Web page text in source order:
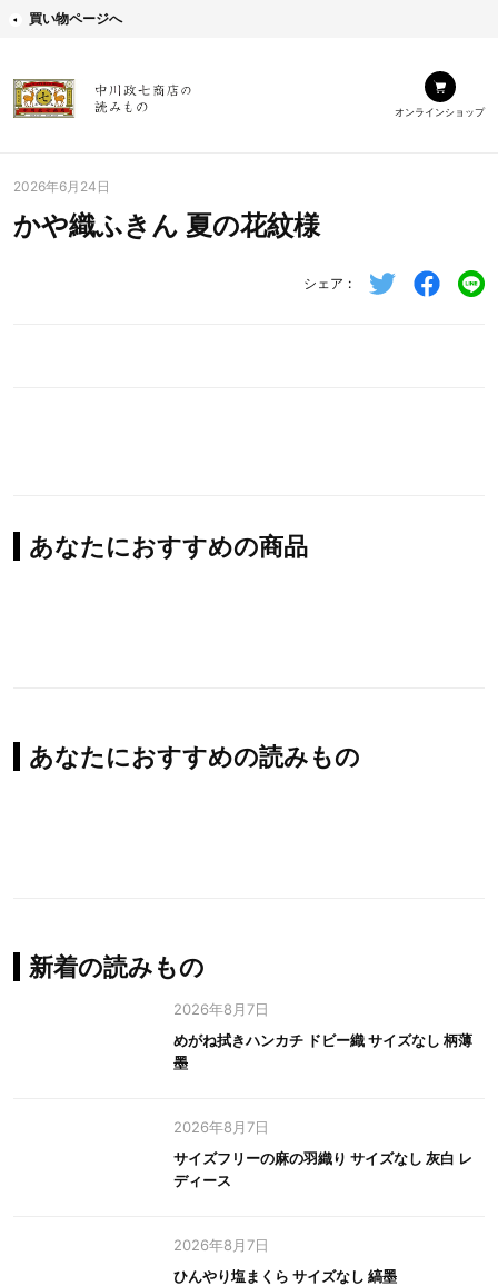
買い物ページへ
オンラインショップ
2026年6月24日
かや織ふきん 夏の花紋様
シェア
あなたにおすすめの商品
あなたにおすすめの読みもの
新着の読みもの
2026年8月7日
めがね拭きハンカチ ドビー織 サイズなし 柄薄
墨
2026年8月7日
サイズフリーの麻の羽織り サイズなし 灰白 レ
ディース
2026年8月7日
ひんやり塩まくら サイズなし 縞墨